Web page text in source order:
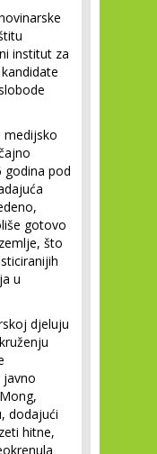
institut za
medijsko
godina pod
gotovo
što
u
djeluju
javno
dodajući
hitne,